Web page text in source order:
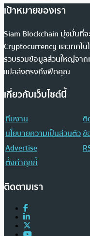
เป้าหมายของเรา
Siam Blockchain มุ่งมั่นที่จ
Cryptocurrency และเทคโ
รวบรวมข้อมูลส่วนใหญ่จากเ
แปลส่งตรงถึงฟีดคุณ
เกี่ยวกับเว็บไซต์นี้
ทีมงาน
ติ
นโยบายความเป็นส่วนตัวข้
Advertise
ตั้งค่าคุกกี้
ติดตามเรา